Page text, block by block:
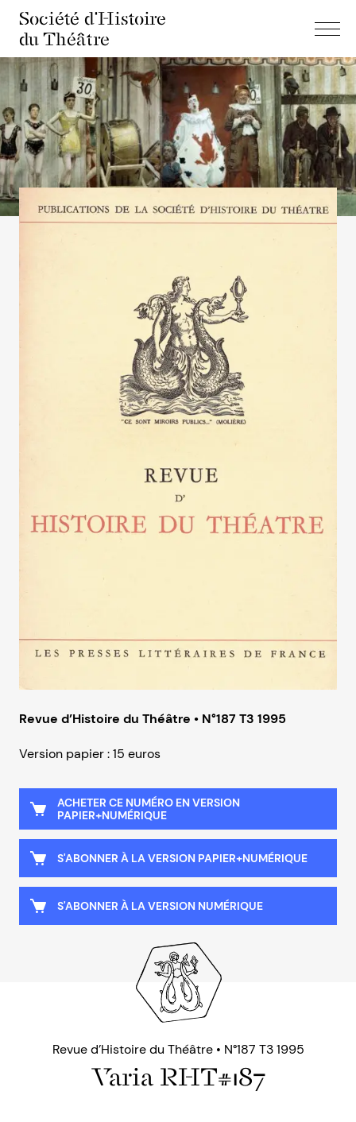
Société d'Histoire
du Théâtre
Revue d’Histoire du Théâtre • N°187 T3 1995
Version papier : 15 euros
ACHETER CE NUMÉRO EN VERSION
PAPIER+NUMÉRIQUE
S'ABONNER À LA VERSION PAPIER+NUMÉRIQUE
S'ABONNER À LA VERSION NUMÉRIQUE
Revue d’Histoire du Théâtre • N°187 T3 1995
Varia RHT#187